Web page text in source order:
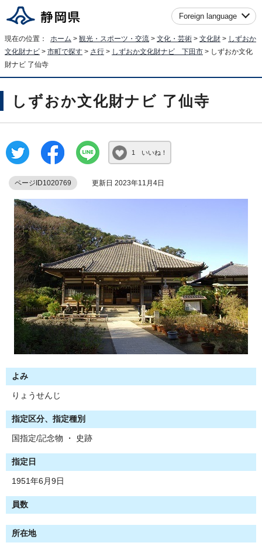
Foreign language
現在の位置： ホーム > 観光・スポーツ・交流 > 文化・芸術 > 文化財 > しずおか
文化財ナビ > 市町で探す > さ行 > しずおか文化財ナビ 下田市 > しずおか文化
財ナビ 了仙寺
しずおか文化財ナビ 了仙寺
1 いいね！
ページID1020769 更新日 2023年11月4日
よみ
りょうせんじ
指定区分、指定種別
国指定/記念物 ・ 史跡
指定日
1951年6月9日
員数
所在地